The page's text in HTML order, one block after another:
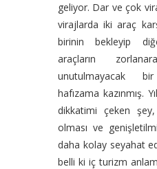
geliyor. Dar ve çok
virajlarda iki araç
birinin bekleyip
araçların
unutulmayacak
hafızama kazınmış.
dikkatimi çeken
olması ve
daha kolay seyahat
belli ki iç turizm